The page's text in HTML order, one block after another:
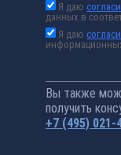
Я даю
данных в
Я даю
Вы также
получить
+7 (495) 021-